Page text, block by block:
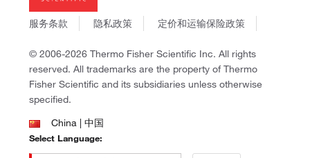
点击放大
CAD 检测限可达1ng/μL，ELSD 的检测限仅为10 ng/μL
特色应用1：中药指纹图谱
通过黄芪配方颗粒紫外检测与CAD 检测图谱对比可知，CAD 检测
可以提供常规检测方式所不能提供的信息。
就中药指纹图谱而言，使用CAD 检测器可以检测到更多种类的化
商标
Invitrogen
Gibco
Unity Lab Services
Patheon
PPD
服务条款 隐私政策 定价和运输保险政策
© 2006-2026 Thermo Fisher Scientific Inc. All rights
reserved. All trademarks are the property of Thermo
Fisher Scientific and its subsidiaries unless otherwise
specified.
China | 中国
Select Language: